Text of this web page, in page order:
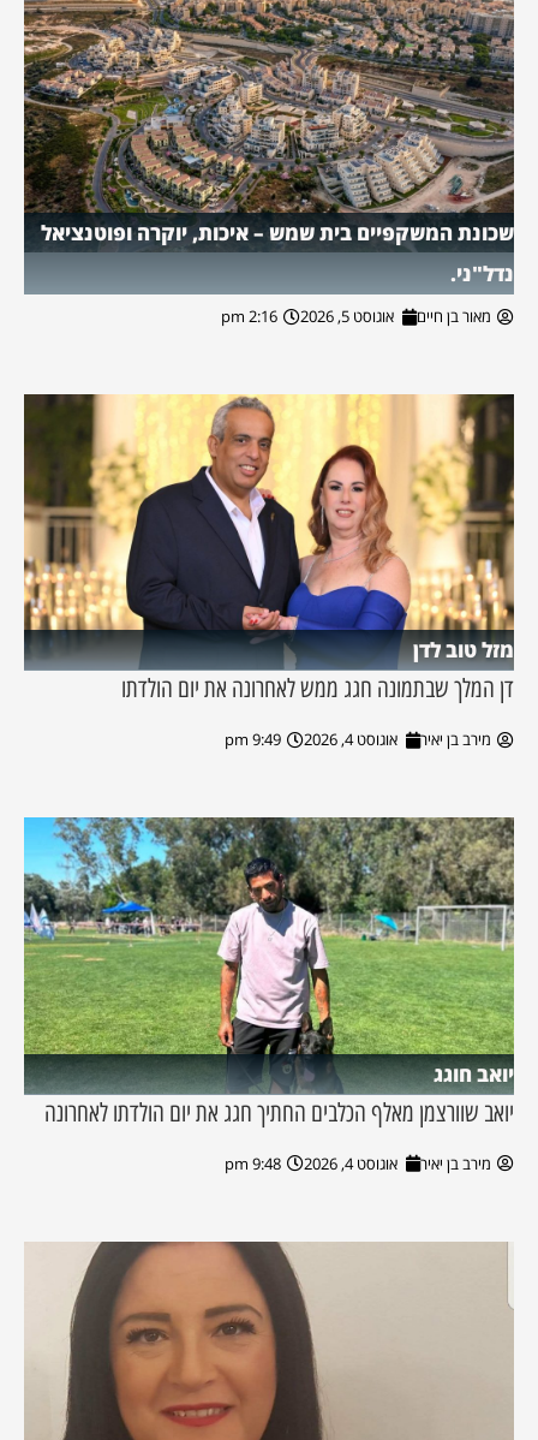
שכונת המשקפיים בית שמש – איכות, יוקרה ופוטנציאל
נדל"ני.
מאור בן חיים אוגוסט 5, 2026 2:16 pm
מזל טוב לדן
דן המלך שבתמונה חגג ממש לאחרונה את יום הולדתו
מירב בן יאיר אוגוסט 4, 2026 9:49 pm
יואב חוגג
יואב שוורצמן מאלף הכלבים החתיך חגג את יום הולדתו לאחרונה
מירב בן יאיר אוגוסט 4, 2026 9:48 pm